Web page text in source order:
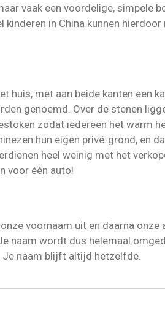
vaak een voordelige, simpele
kinderen in China kunnen
huis, met aan beide kanten een
genoemd. Over de stenen
zodat iedereen het warm
hun eigen privé-grond, en
heel weinig met het
voor één auto!
voornaam uit en daarna
naam wordt dus helemaal
Je naam blijft altijd hetzelfde.